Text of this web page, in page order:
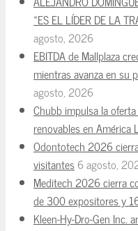
«ES EL LÍDER DE LA
agosto, 2026
EBITDA de Mallplaza
mientras avanza en su
agosto, 2026
Chubb impulsa la
renovables en América
Odontotech 2026
visitantes6 agosto,
Meditech 2026 cierra
de 300 expositores y
Kleen-Hy-Dro-Gen Inc.